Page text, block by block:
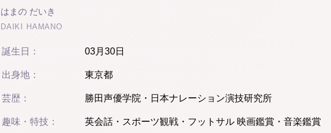
はまの だいき
DAIKI HAMANO
誕生日： 03月30日
出身地： 東京都
芸歴： 勝田声優学院・日本ナレーション演技研究所
趣味・特技： 英会話・スポーツ観戦・フットサル 映画鑑賞・音楽鑑賞